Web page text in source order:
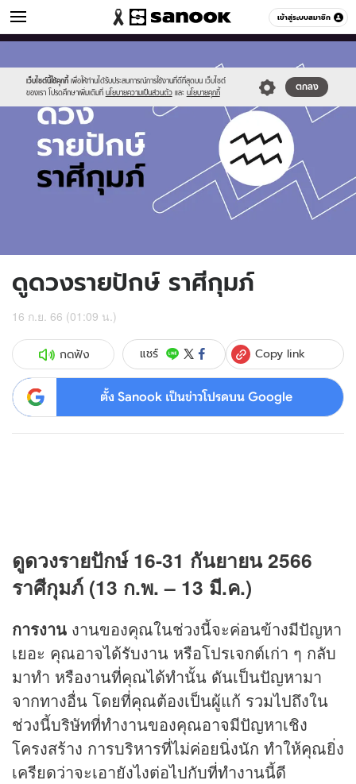
เข้าสู่ระบบสมาชิก
ดูดวง หมวดอื่นๆ
เว็บไซต์นี้ใช้คุกกี้ เพื่อให้ท่านได้รับประสบการณ์การใช้งานที่ดีที่สุดบน เว็บไซต์
ของเรา โปรดศึกษาเพิ่มเติมที่ นโยบายความเป็นส่วนตัว และ นโยบายคุกกี้
ตกลง
new-
sanook.png
aquarius.jpg
ดูดวงรายปักษ์ ราศีกุมภ์
16 ก.ย. 66 (01:09 น.)
กดฟัง แชร์ Copy link
ตั้ง Sanook เป็นข่าวโปรดบน Google
ดูดวงรายปักษ์ 16-31 กันยายน 2566
ราศีกุมภ์ (13 ก.พ. – 13 มี.ค.)
การงาน งานของคุณในช่วงนี้จะค่อนข้างมีปัญหา
เยอะ คุณอาจได้รับงาน หรือโปรเจกต์เก่า ๆ กลับ
มาทำ หรืองานที่คุณได้ทำนั้น ดันเป็นปัญหามา
จากทางอื่น โดยที่คุณต้องเป็นผู้แก้ รวมไปถึงใน
ช่วงนี้บริษัทที่ทำงานของคุณอาจมีปัญหาเชิง
โครงสร้าง การบริหารที่ไม่ค่อยนิ่งนัก ทำให้คุณยิ่ง
เครียดว่าจะเอายังไงต่อไปกับที่ทำงานนี้ดี